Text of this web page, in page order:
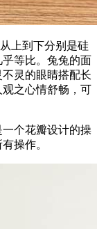
上到下分别是硅
等比。兔兔的面
灵的眼睛搭配长
之心情舒畅，可
个花瓣设计的操
操作。